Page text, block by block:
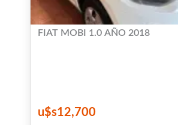
FIAT MOBI 1.0 AÑO 2018
u$s12,700